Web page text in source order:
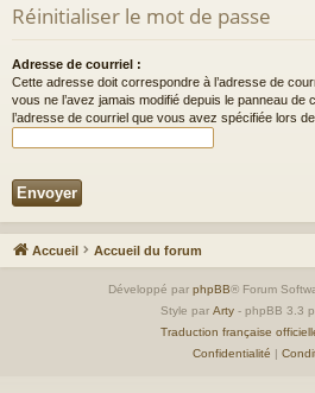
s
Réinitialiser le mot de passe
Adresse de courriel :
Cette adresse doit correspondre à l’adresse de
vous ne l’avez jamais modifié depuis le panneau de
l’adresse de courriel que vous avez spécifiée lors
Accueil Accueil du forum
Développé par phpBB® Forum
Style par Arty - phpBB 3.3
Traduction française
Confidentialité |